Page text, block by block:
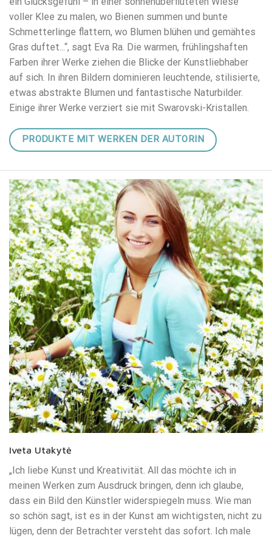
voller Klee zu malen, wo Bienen summen und bunte
Schmetterlinge flattern, wo Blumen blühen und gemähtes
Gras duftet...“, sagt Eva Ra. Die warmen, frühlingshaften
Farben ihrer Werke ziehen die Blicke der Kunstliebhaber
auf sich. In ihren Bildern dominieren leuchtende, stilisierte,
etwas abstrakte Blumen und fantastische Naturbilder.
Einige ihrer Werke verziert sie mit Swarovski-Kristallen.
PRODUKTE MIT WERKEN DER AUTORIN
Iveta Utakytė
„Ich liebe Kunst und Kreativität. All das möchte ich in
meinen Werken zum Ausdruck bringen, denn ich glaube,
dass ein Bild den Künstler widerspiegeln muss. Wie man
so schön sagt, ist es in der Kunst am wichtigsten, nicht zu
lügen, denn der Betrachter versteht das sofort. Ich male